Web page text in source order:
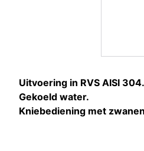
Uitvoering in RVS AISI 304.
Gekoeld water.
Kniebediening met